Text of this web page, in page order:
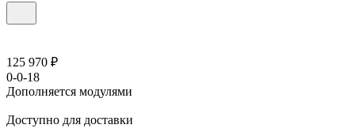
125 970 ₽
0-0-18
Дополняется модулями
Доступно для доставки